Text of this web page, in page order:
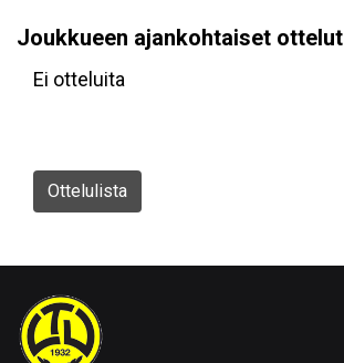
Joukkueen ajankohtaiset ottelut
Ei otteluita
Ottelulista